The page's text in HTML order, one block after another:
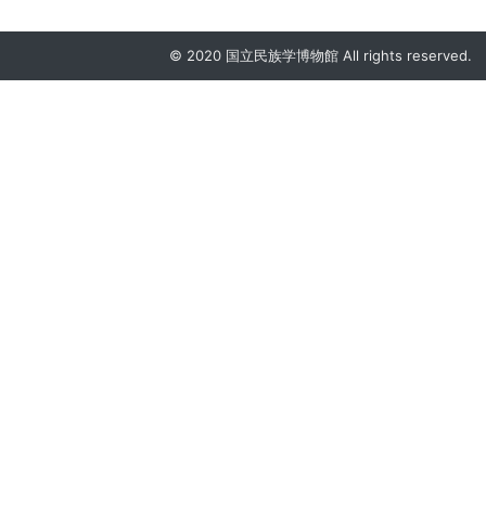
© 2020 国立民族学博物館 All rights reserved.